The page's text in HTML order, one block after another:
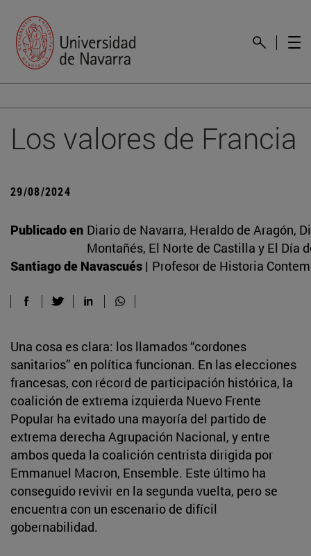
Los valores de Francia
29/08/2024
Publicado en Diario de Navarra, Heraldo de Aragón,
Montañés, El Norte de Castilla y El Día
Santiago de Navascués | Profesor de Historia
Una cosa es clara: los llamados “cordones
sanitarios” en política funcionan. En las elecciones
francesas, con récord de participación histórica, la
coalición de extrema izquierda Nuevo Frente
Popular ha evitado una mayoría del partido de
extrema derecha Agrupación Nacional, y entre
ambos queda la coalición centrista dirigida por
Emmanuel Macron, Ensemble. Este último ha
conseguido revivir en la segunda vuelta, pero se
encuentra con un escenario de difícil
gobernabilidad.